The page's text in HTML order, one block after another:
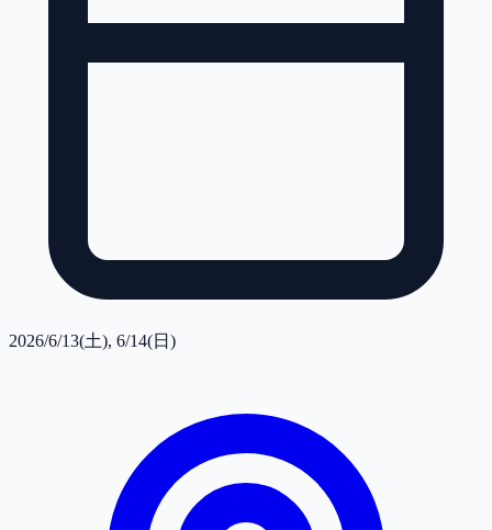
2026/6/13(土), 6/14(日)